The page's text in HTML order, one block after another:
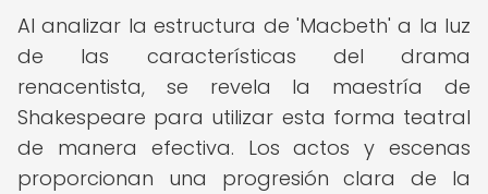
Al analizar la estructura de 'Macbeth' a la luz
de las características del drama
renacentista, se revela la maestría de
Shakespeare para utilizar esta forma teatral
de manera efectiva. Los actos y escenas
proporcionan una progresión clara de la